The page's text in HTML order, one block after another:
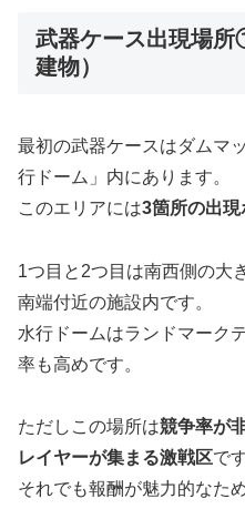
武器ケース出現場
建物）
最初の武器ケースはダムマ
行ドーム」内にあります。
このエリアには3箇所の出現
1つ目と2つ目は南西側の大
南端付近の施設内です。
水行ドームはランドマーク
率も高めです。
ただしこの場所は競争率が
レイヤーが集まる激戦区で
それでも報酬が魅力的なた